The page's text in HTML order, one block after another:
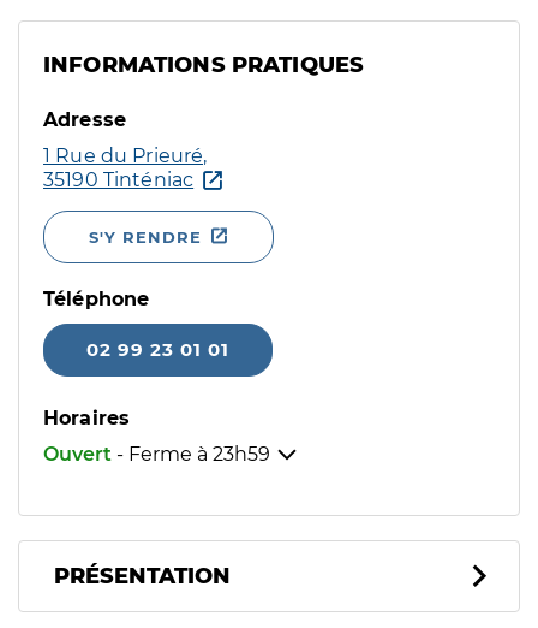
INFORMATIONS PRATIQUES
Adresse
1 Rue du Prieuré,
35190 Tinténiac
S'Y RENDRE
Téléphone
02 99 23 01 01
Horaires
Ouvert - Ferme à 23h59
PRÉSENTATION